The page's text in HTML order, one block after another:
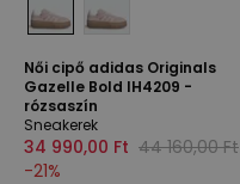
Női cipő adidas Originals
Gazelle Bold IH4209 -
rózsaszín
Sneakerek
34 990,00 Ft 44 160,00 Ft
-21%